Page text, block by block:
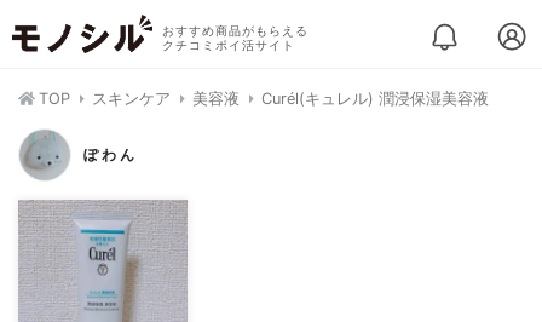
おすすめ商品がもらえる
クチコミポイ活サイト
TOP スキンケア 美容液 Curél(キュレル) 潤浸保湿美容液
ぽ わ ん